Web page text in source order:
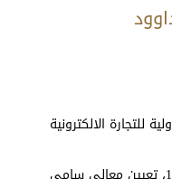
للتجارة الالكترونية